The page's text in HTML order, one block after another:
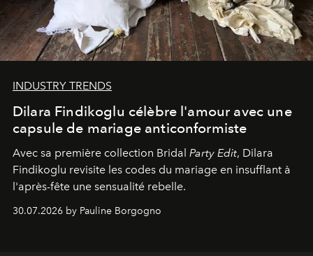
INDUSTRY TRENDS
Dilara Findikoglu célèbre l'amour avec une
capsule de mariage anticonformiste
Avec sa première collection Bridal Party Edit, Dilara
Findikoglu revisite les codes du mariage en insufflant à
l'après-fête une sensualité rebelle.
30.07.2026 by Pauline Borgogno